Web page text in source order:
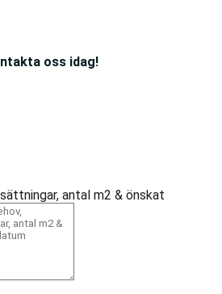
oss idag!
antal m2 & önskat